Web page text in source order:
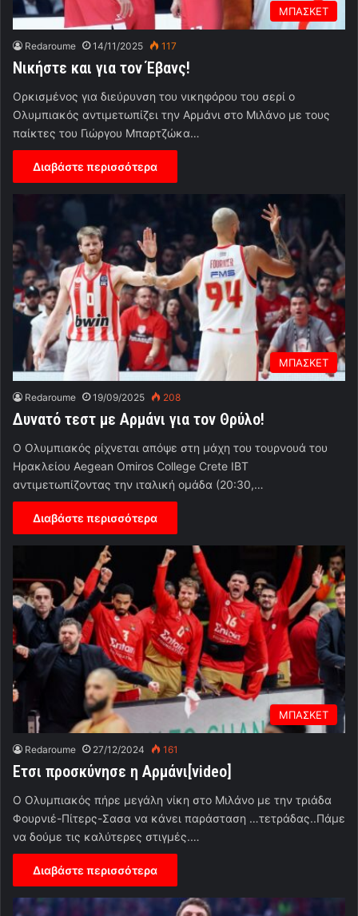
ΜΠΑΣΚΕΤ
Redaroume 14/11/2025 117
Νικήστε και για τον Έβανς!
Ορκισμένος για διεύρυνση του νικηφόρου του σερί ο
Ολυμπιακός αντιμετωπίζει την Αρμάνι στο Μιλάνο με τους
παίκτες του Γιώργου Μπαρτζώκα…
Διαβάστε περισσότερα
ΜΠΑΣΚΕΤ
Redaroume 19/09/2025 208
Δυνατό τεστ με Αρμάνι για τον Θρύλο!
Ο Ολυμπιακός ρίχνεται απόψε στη μάχη του τουρνουά του
Ηρακλείου Aegean Omiros College Crete IBT
αντιμετωπίζοντας την ιταλική ομάδα (20:30,…
Διαβάστε περισσότερα
ΜΠΑΣΚΕΤ
Redaroume 27/12/2024 161
Ετσι προσκύνησε η Αρμάνι[video]
O Oλυμπιακός πήρε μεγάλη νίκη στο Μιλάνο με την τριάδα
Φουρνιέ-Πίτερς-Σασα να κάνει παράσταση …τετράδας..Πάμε
να δούμε τις καλύτερες στιγμές.…
Διαβάστε περισσότερα